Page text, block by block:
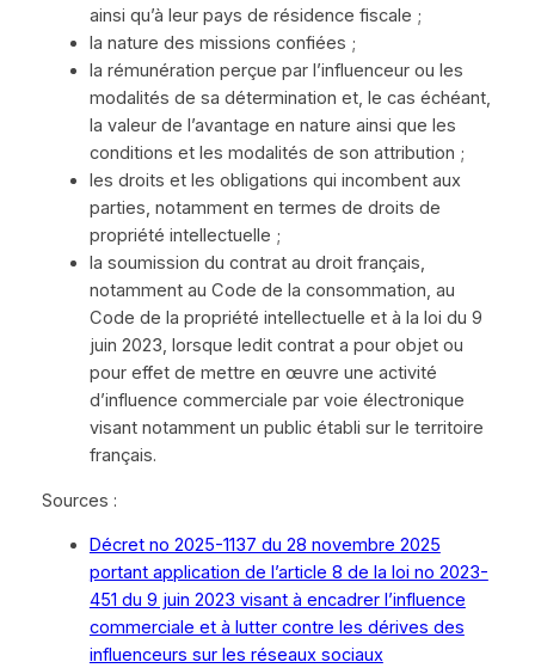
ainsi qu’à leur pays de résidence fiscale ;
la nature des missions confiées ;
la rémunération perçue par l’influenceur ou les
modalités de sa détermination et, le cas échéant,
la valeur de l’avantage en nature ainsi que les
conditions et les modalités de son attribution ;
les droits et les obligations qui incombent aux
parties, notamment en termes de droits de
propriété intellectuelle ;
la soumission du contrat au droit français,
notamment au Code de la consommation, au
Code de la propriété intellectuelle et à la loi du 9
juin 2023, lorsque ledit contrat a pour objet ou
pour effet de mettre en œuvre une activité
d’influence commerciale par voie électronique
visant notamment un public établi sur le territoire
français.
Sources :
Décret no 2025-1137 du 28 novembre 2025
portant application de l’article 8 de la loi no 2023-
451 du 9 juin 2023 visant à encadrer l’influence
commerciale et à lutter contre les dérives des
influenceurs sur les réseaux sociaux